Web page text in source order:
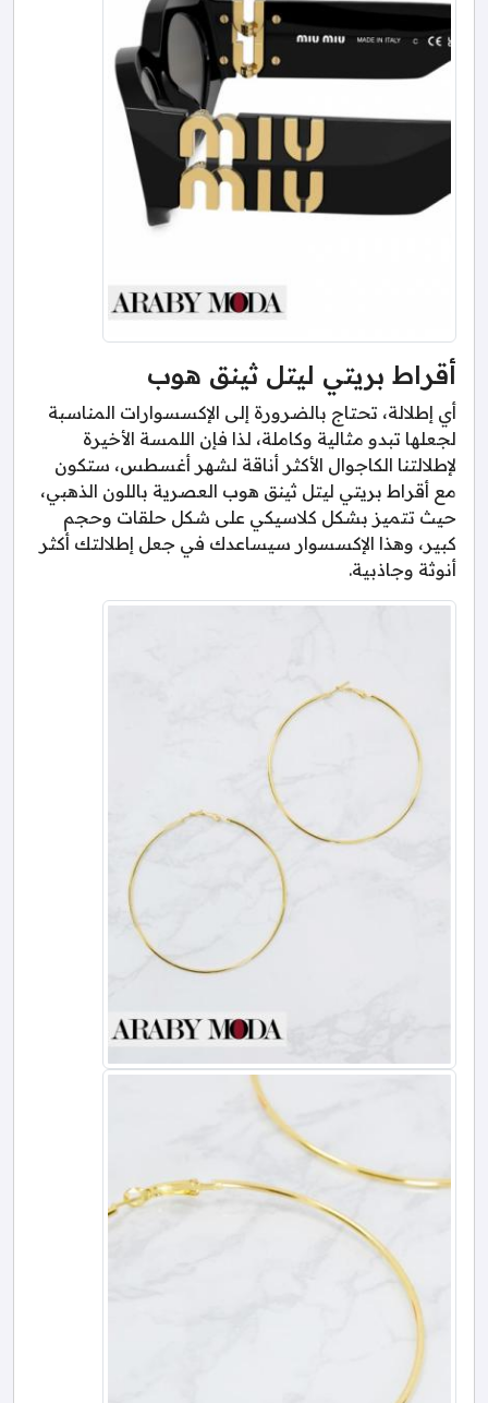
أقراط بريتي ليتل ثينق هوب
أي إطلالة، تحتاج بالضرورة إلى الإكسسوارات المناسبة
لجعلها تبدو مثالية وكاملة، لذا فإن اللمسة الأخيرة
لإطلالتنا الكاجوال الأكثر أناقة لشهر أغسطس، ستكون
مع أقراط بريتي ليتل ثينق هوب العصرية باللون الذهبي،
حيث تتميز بشكل كلاسيكي على شكل حلقات وحجم
كبير، وهذا الإكسسوار سيساعدك في جعل إطلالتك أكثر
أنوثة وجاذبية.